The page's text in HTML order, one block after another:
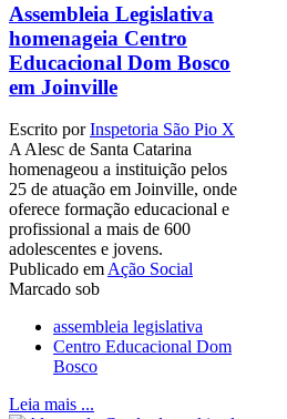
Assembleia Legislativa
homenageia Centro
Educacional Dom Bosco
em Joinville
Escrito porInspetoria São Pio X
A Alesc de Santa Catarina
homenageou a instituição pelos
25 de atuação em Joinville, onde
oferece formação educacional e
profissional a mais de 600
adolescentes e jovens.
Publicado em Ação Social
Marcado sob
assembleia legislativa
Centro Educacional Dom
Bosco
Leia mais ...